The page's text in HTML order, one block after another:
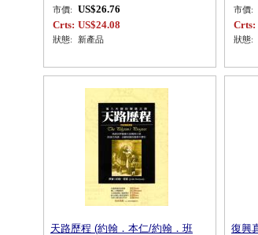
市價:
US$26.76
Crts: US$24.08
狀態: 新產品
市價:
Crts:
狀態:
天路歷程 (約翰．本仁/約翰．班
復興